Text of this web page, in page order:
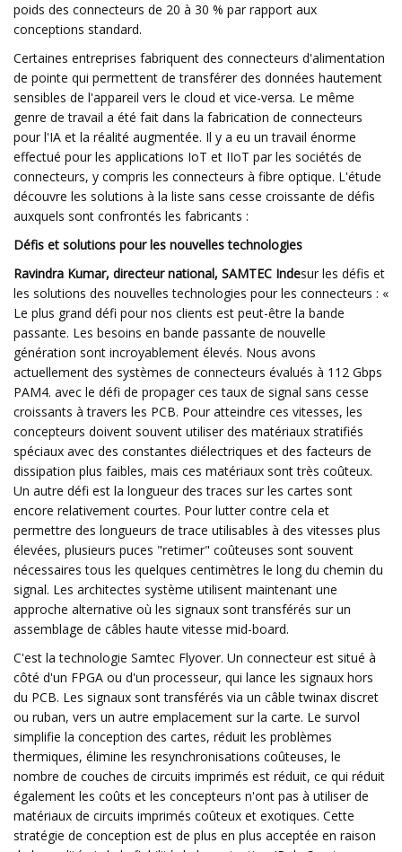
poids des connecteurs de 20 à 30 % par rapport aux
conceptions standard.
Certaines entreprises fabriquent des connecteurs d'alimentation
de pointe qui permettent de transférer des données hautement
sensibles de l'appareil vers le cloud et vice-versa. Le même
genre de travail a été fait dans la fabrication de connecteurs
pour l'IA et la réalité augmentée. Il y a eu un travail énorme
effectué pour les applications IoT et IIoT par les sociétés de
connecteurs, y compris les connecteurs à fibre optique. L'étude
découvre les solutions à la liste sans cesse croissante de défis
auxquels sont confrontés les fabricants :
Défis et solutions pour les nouvelles technologies
Ravindra Kumar, directeur national, SAMTEC Indesur les défis et
les solutions des nouvelles technologies pour les connecteurs : «
Le plus grand défi pour nos clients est peut-être la bande
passante. Les besoins en bande passante de nouvelle
génération sont incroyablement élevés. Nous avons
actuellement des systèmes de connecteurs évalués à 112 Gbps
PAM4. avec le défi de propager ces taux de signal sans cesse
croissants à travers les PCB. Pour atteindre ces vitesses, les
concepteurs doivent souvent utiliser des matériaux stratifiés
spéciaux avec des constantes diélectriques et des facteurs de
dissipation plus faibles, mais ces matériaux sont très coûteux.
Un autre défi est la longueur des traces sur les cartes sont
encore relativement courtes. Pour lutter contre cela et
permettre des longueurs de trace utilisables à des vitesses plus
élevées, plusieurs puces "retimer" coûteuses sont souvent
nécessaires tous les quelques centimètres le long du chemin du
signal. Les architectes système utilisent maintenant une
approche alternative où les signaux sont transférés sur un
assemblage de câbles haute vitesse mid-board.
C'est la technologie Samtec Flyover. Un connecteur est situé à
côté d'un FPGA ou d'un processeur, qui lance les signaux hors
du PCB. Les signaux sont transférés via un câble twinax discret
ou ruban, vers un autre emplacement sur la carte. Le survol
simplifie la conception des cartes, réduit les problèmes
thermiques, élimine les resynchronisations coûteuses, le
nombre de couches de circuits imprimés est réduit, ce qui réduit
également les coûts et les concepteurs n'ont pas à utiliser de
matériaux de circuits imprimés coûteux et exotiques. Cette
stratégie de conception est de plus en plus acceptée en raison